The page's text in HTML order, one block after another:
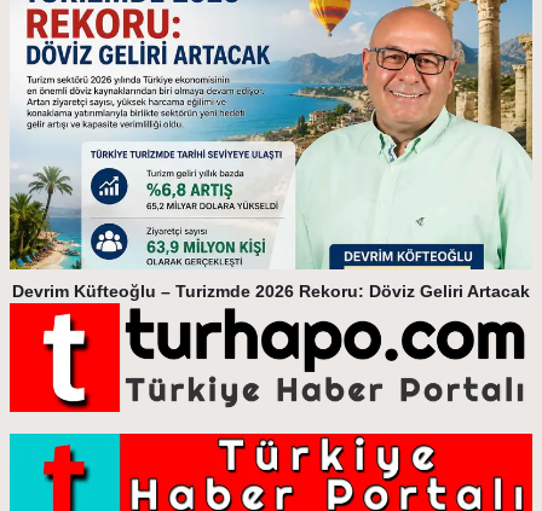
Devrim Küfteoğlu – Turizmde 2026 Rekoru: Döviz Geliri Artacak